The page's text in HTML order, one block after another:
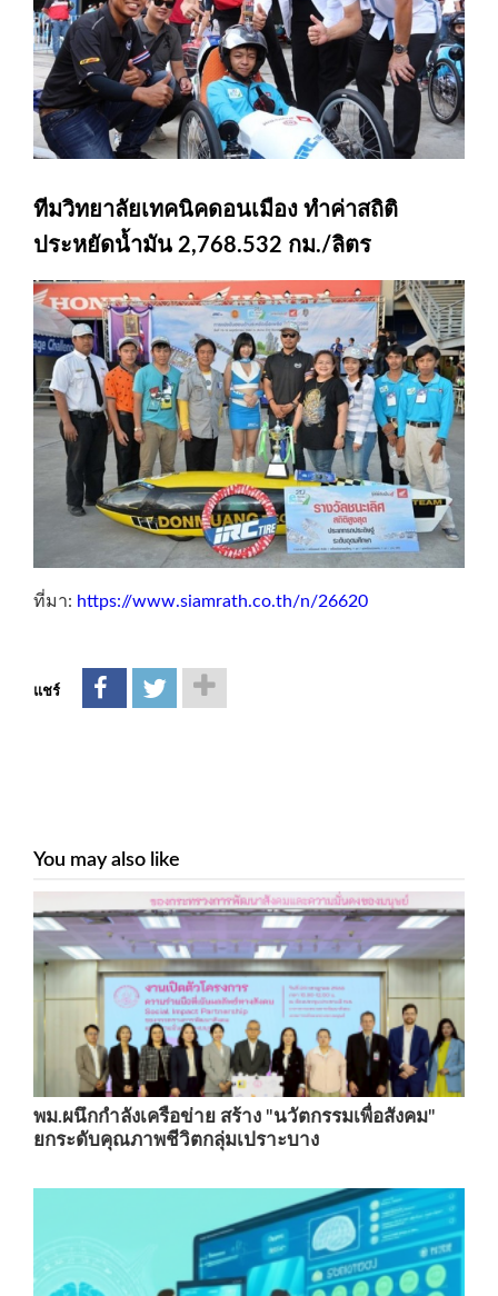
ทีมวิทยาลัยเทคนิคดอนเมือง ทำค่าสถิติ
ประหยัดน้ำมัน 2,768.532 กม./ลิตร
ที่มา: https://www.siamrath.co.th/n/26620
แชร์
You may also like
พม.ผนึกกำลังเครือข่าย สร้าง "นวัตกรรมเพื่อสังคม"
ยกระดับคุณภาพชีวิตกลุ่มเปราะบาง